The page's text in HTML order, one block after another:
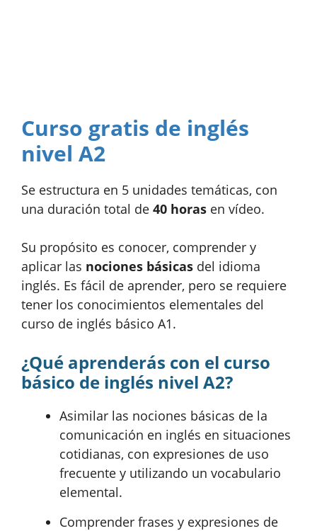
Curso gratis de inglés
nivel A2
Se estructura en 5 unidades temáticas, con
una duración total de 40 horas en vídeo.
Su propósito es conocer, comprender y
aplicar las nociones básicas del idioma
inglés. Es fácil de aprender, pero se requiere
tener los conocimientos elementales del
curso de inglés básico A1.
¿Qué aprenderás con el curso
básico de inglés nivel A2?
Asimilar las nociones básicas de la
comunicación en inglés en situaciones
cotidianas, con expresiones de uso
frecuente y utilizando un vocabulario
elemental.
Comprender frases y expresiones de